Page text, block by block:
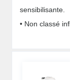
sensibilisante.
• Non classé